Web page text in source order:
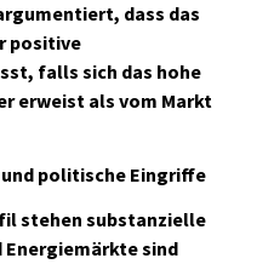
dass das
positive
falls sich das hohe
erweist als vom Markt
politische Eingriffe
stehen substanzielle
Energiemärkte sind